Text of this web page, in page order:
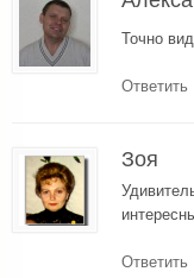
Точно
Ответить
Зоя
Ответить